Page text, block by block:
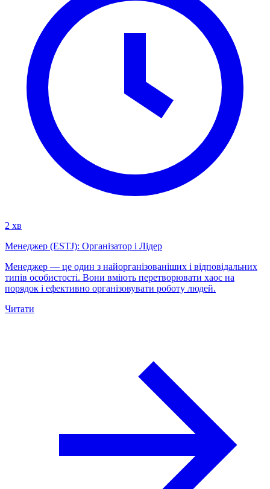
2 хв
Менеджер (ESTJ): Організатор і Лідер
Менеджер — це один з найорганізованіших і відповідальних
типів особистості. Вони вміють перетворювати хаос на
порядок і ефективно організовувати роботу людей.
Читати